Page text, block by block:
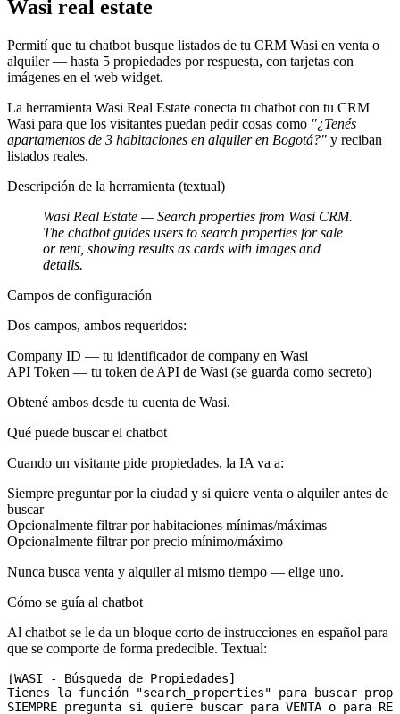
Wasi real estate
Permití que tu chatbot busque listados de tu CRM Wasi en venta o
alquiler — hasta 5 propiedades por respuesta, con tarjetas con
imágenes en el web widget.
La herramienta Wasi Real Estate conecta tu chatbot con tu CRM
Wasi para que los visitantes puedan pedir cosas como "¿Tenés
apartamentos de 3 habitaciones en alquiler en Bogotá?" y reciban
listados reales.
Descripción de la herramienta (textual)
Wasi Real Estate — Search properties from Wasi CRM.
The chatbot guides users to search properties for sale
or rent, showing results as cards with images and
details.
Campos de configuración
Dos campos, ambos requeridos:
Company ID — tu identificador de company en Wasi
API Token — tu token de API de Wasi (se guarda como secreto)
Obtené ambos desde tu cuenta de Wasi.
Qué puede buscar el chatbot
Cuando un visitante pide propiedades, la IA va a:
Siempre preguntar por la ciudad y si quiere venta o alquilerantes de
buscar
Opcionalmente filtrar por habitaciones mínimas/máximas
Opcionalmente filtrar por precio mínimo/máximo
Nunca busca venta y alquiler al mismo tiempo — elige uno.
Cómo se guía al chatbot
Al chatbot se le da un bloque corto de instrucciones en español para
que se comporte de forma predecible. Textual:
[WASI - Búsqueda de Propiedades]
Tienes la función "search_properties" para buscar
SIEMPRE pregunta si quiere buscar para VENTA o para